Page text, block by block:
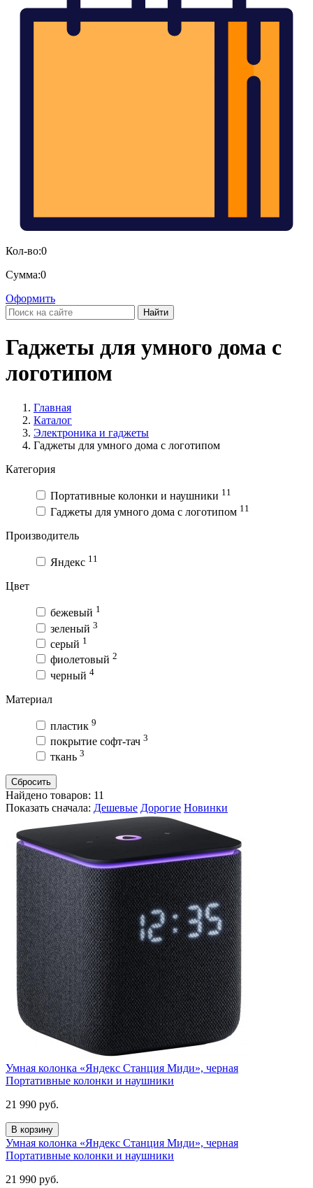
Кол-во:0
Сумма:0
Оформить
Найти
Гаджеты для умного дома с
логотипом
Главная
Каталог
Электроника и гаджеты
Гаджеты для умного дома с логотипом
Категория
Портативные колонки и наушники 11
Гаджеты для умного дома с логотипом 11
Производитель
Яндекс 11
Цвет
бежевый 1
зеленый 3
серый 1
фиолетовый 2
черный 4
Материал
пластик 9
покрытие софт-тач 3
ткань 3
Сбросить
Найдено товаров: 11
Показать сначала: Дешевые Дорогие Новинки
Умная колонка «Яндекс Станция Миди», черная
Портативные колонки и наушники
21 990 руб.
В корзину
Умная колонка «Яндекс Станция Миди», черная
Портативные колонки и наушники
21 990 руб.